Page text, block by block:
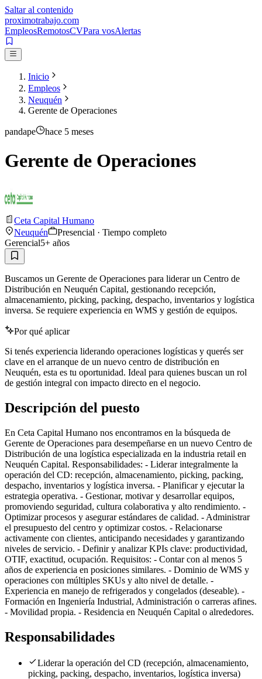
Saltar al contenido
proximotrabajo.com
EmpleosRemotosCVPara vosAlertas
Inicio
Empleos
Neuquén
Gerente de Operaciones
pandape hace 5 meses
Gerente de Operaciones
Ceta Capital Humano
Neuquén
Presencial · Tiempo completo
Gerencial5+ años
Buscamos un Gerente de Operaciones para liderar un Centro de
Distribución en Neuquén Capital, gestionando recepción,
almacenamiento, picking, packing, despacho, inventarios y logística
inversa. Se requiere experiencia en WMS y gestión de equipos.
Por qué aplicar
Si tenés experiencia liderando operaciones logísticas y querés ser
clave en el arranque de un nuevo centro de distribución en
Neuquén, esta es tu oportunidad. Ideal para quienes buscan un rol
de gestión integral con impacto directo en el negocio.
Descripción del puesto
En Ceta Capital Humano nos encontramos en la búsqueda de
Gerente de Operaciones para desempeñarse en un nuevo Centro de
Distribución de una logística especializada en la industria retail en
Neuquén Capital. Responsabilidades: - Liderar integralmente la
operación del CD: recepción, almacenamiento, picking, packing,
despacho, inventarios y logística inversa. - Planificar y ejecutar la
estrategia operativa. - Gestionar, motivar y desarrollar equipos,
promoviendo seguridad, cultura colaborativa y alto rendimiento. -
Optimizar procesos y asegurar estándares de calidad. - Administrar
el presupuesto del centro y optimizar costos. - Relacionarse
activamente con clientes, anticipando necesidades y garantizando
niveles de servicio. - Definir y analizar KPIs clave: productividad,
OTIF, exactitud, ocupación. Requisitos: - Contar con al menos 5
años de experiencia en posiciones similares. - Dominio de WMS y
operaciones con múltiples SKUs y alto nivel de detalle. -
Experiencia en manejo de refrigerados y congelados (deseable). -
Formación en Ingeniería Industrial, Administración o carreras afines.
- Movilidad propia. - Residencia en Neuquén Capital o alrededores.
Responsabilidades
Liderar la operación del CD (recepción, almacenamiento,
picking, packing, despacho, inventarios, logística inversa)